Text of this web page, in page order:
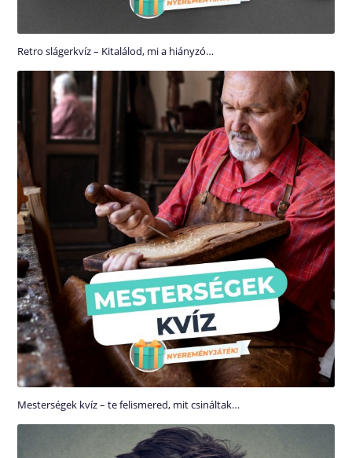
Retro slágerkvíz – Kitalálod, mi a hiányzó…
Mesterségek kvíz – te felismered, mit csináltak…